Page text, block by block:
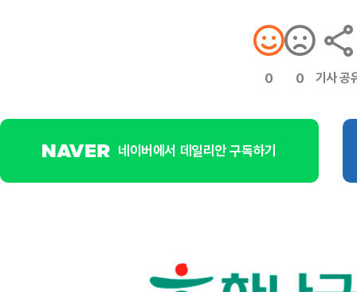
0 0 기사 공
네이버에서 데일리안 구독하기